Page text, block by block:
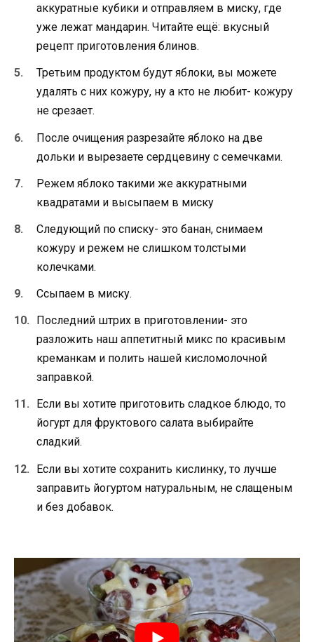
аккуратные кубики и отправляем в миску, где
уже лежат мандарин. Читайте ещё: вкусный
рецепт приготовления блинов.
Третьим продуктом будут яблоки, вы можете
удалять с них кожуру, ну а кто не любит- кожуру
не срезает.
После очищения разрезайте яблоко на две
дольки и вырезаете сердцевину с семечками.
Режем яблоко такими же аккуратными
квадратами и высыпаем в миску
Следующий по списку- это банан, снимаем
кожуру и режем не слишком толстыми
колечками.
Ссыпаем в миску.
Последний штрих в приготовлении- это
разложить наш аппетитный микс по красивым
креманкам и полить нашей кисломолочной
заправкой.
Если вы хотите приготовить сладкое блюдо, то
йогурт для фруктового салата выбирайте
сладкий.
Если вы хотите сохранить кислинку, то лучше
заправить йогуртом натуральным, не слащеным
и без добавок.